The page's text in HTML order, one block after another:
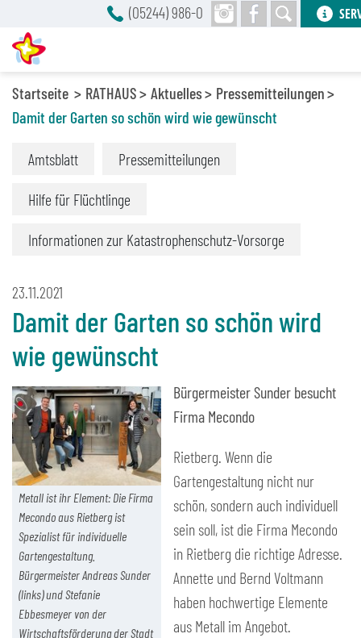
Startseite RATHAUS Aktuelles
Pressemitteilungen
Damit der Garten so schön wird wie gewünscht
Amtsblatt Pressemitteilungen
Hilfe für Flüchtlinge
Informationen zur Katastrophenschutz-Vorsorge
23.11.2021
Damit der Garten so schön wird
wie gewünscht
Metall ist ihr Element: Die Firma
Mecondo aus Rietberg ist
Spezialist für individuelle
Gartengestaltung.
Bürgermeister Andreas Sunder
(links) und Stefanie
Ebbesmeyer von der
Wirtschaftsförderung der Stadt
Bürgermeister Sunder besucht
Firma Mecondo
Rietberg. Wenn die
Gartengestaltung nicht nur
schön, sondern auch individuell
sein soll, ist die Firma Mecondo
in Rietberg die richtige Adresse.
Annette und Bernd Voltmann
haben hochwertige Elemente
aus Metall im Angebot.
(05244) 986-0